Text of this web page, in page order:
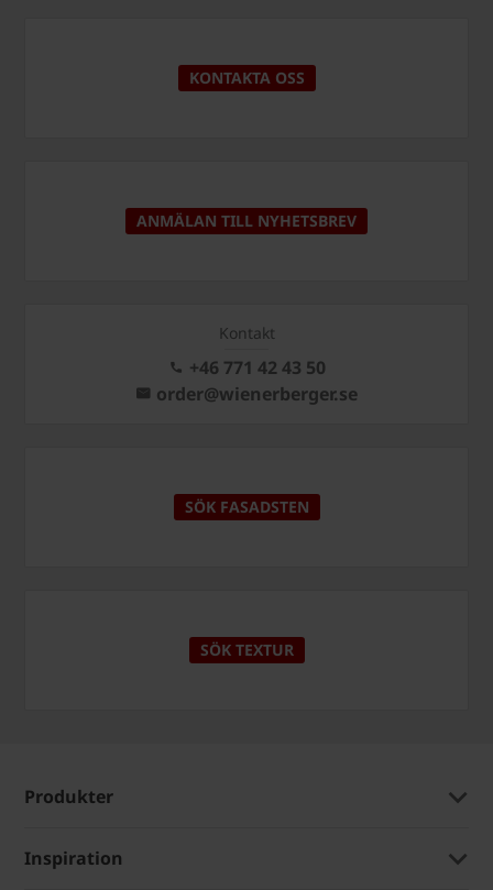
KONTAKTA OSS
ANMÄLAN TILL NYHETSBREV
Kontakt
+46 771 42 43 50
order@wienerberger.se
SÖK FASADSTEN
SÖK TEXTUR
Produkter
Inspiration